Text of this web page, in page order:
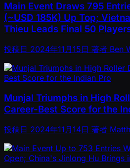
Main Event Draws 795
(~USD 185K) Up Top;
Thieu Leads Final 50
投稿日 2024年11月15日 著者 Ben
Munjal Triumphs in High
Career-Best Score for the
投稿日 2024年11月14日 著者